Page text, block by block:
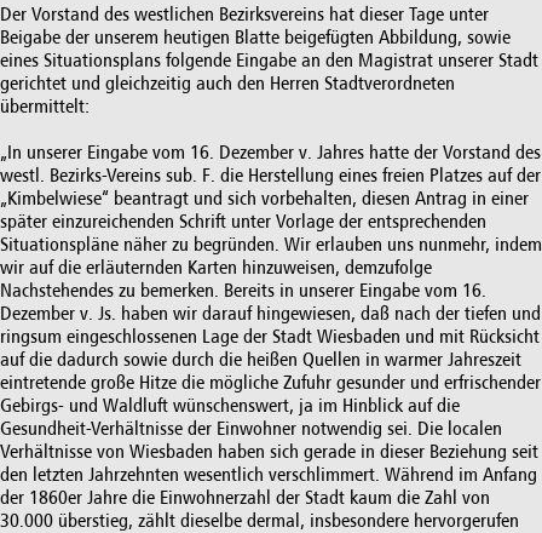
Der Vorstand des westlichen Bezirksvereins hat dieser Tage unter
Beigabe der unserem heutigen Blatte beigefügten Abbildung, sowie
eines Situationsplans folgende Eingabe an den Magistrat unserer Stadt
gerichtet und gleichzeitig auch den Herren Stadtverordneten
übermittelt:
„In unserer Eingabe vom 16. Dezember v. Jahres hatte der Vorstand des
westl. Bezirks-Vereins sub. F. die Herstellung eines freien Platzes auf der
„Kimbelwiese“ beantragt und sich vorbehalten, diesen Antrag in einer
später einzureichenden Schrift unter Vorlage der entsprechenden
Situationspläne näher zu begründen. Wir erlauben uns nunmehr, indem
wir auf die erläuternden Karten hinzuweisen, demzufolge
Nachstehendes zu bemerken. Bereits in unserer Eingabe vom 16.
Dezember v. Js. haben wir darauf hingewiesen, daß nach der tiefen und
ringsum eingeschlossenen Lage der Stadt Wiesbaden und mit Rücksicht
auf die dadurch sowie durch die heißen Quellen in warmer Jahreszeit
eintretende große Hitze die mögliche Zufuhr gesunder und erfrischender
Gebirgs- und Waldluft wünschenswert, ja im Hinblick auf die
Gesundheit-Verhältnisse der Einwohner notwendig sei. Die localen
Verhältnisse von Wiesbaden haben sich gerade in dieser Beziehung seit
den letzten Jahrzehnten wesentlich verschlimmert. Während im Anfang
der 1860er Jahre die Einwohnerzahl der Stadt kaum die Zahl von
30.000 überstieg, zählt dieselbe dermal, insbesondere hervorgerufen